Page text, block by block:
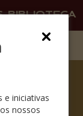
e iniciativas
nossos
BIBLIOTECA